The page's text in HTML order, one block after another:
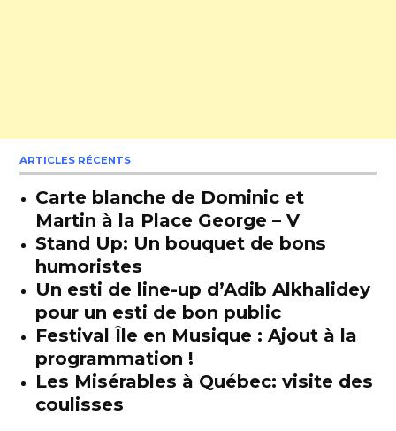
ARTICLES RÉCENTS
Carte blanche de Dominic et
Martin à la Place George – V
Stand Up: Un bouquet de bons
humoristes
Un esti de line-up d’Adib Alkhalidey
pour un esti de bon public
Festival Île en Musique : Ajout à la
programmation !
Les Misérables à Québec: visite des
coulisses